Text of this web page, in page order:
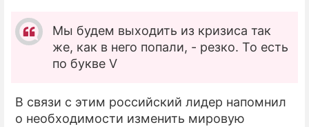
Мы будем выходить из кризиса так
же, как в него попали, - резко. То есть
по букве V
В связи с этим российский лидер напомнил
о необходимости изменить мировую